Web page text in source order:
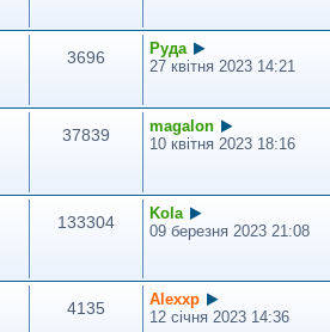
3696
Руда
27 квітня 2023 14:21
37839
magalon
10 квітня 2023 18:16
133304
Kola
09 березня 2023 21:08
4135
Alexxp
12 січня 2023 14:36